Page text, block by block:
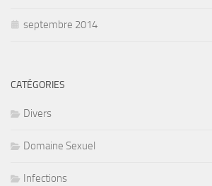
septembre 2014
CATÉGORIES
Divers
Domaine Sexuel
Infections